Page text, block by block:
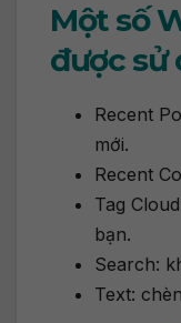
Một số
được sử
Recent
mới.
Recent
Tag
bạn.
Search:
Text: